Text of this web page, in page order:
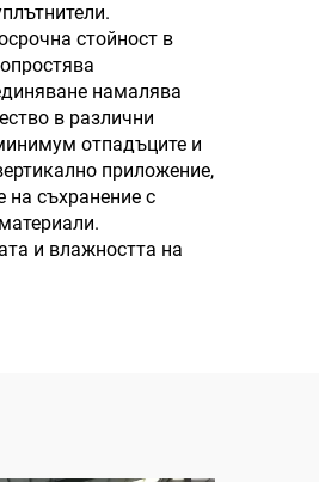
стойност в
намалява
в различни
отпадъците и
приложение,
на съхранение с
и влажността на